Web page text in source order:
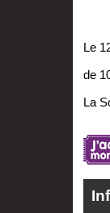
Le
de
La